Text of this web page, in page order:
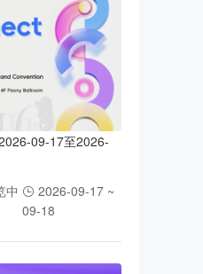
09-17至2026-
中
2026-09-17 ~
09-18